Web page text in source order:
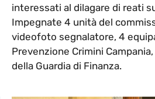
interessati al dilagare di reati
Impegnate 4 unità del
videofoto segnalatore, 4
Prevenzione Crimini
della Guardia di Finanza.